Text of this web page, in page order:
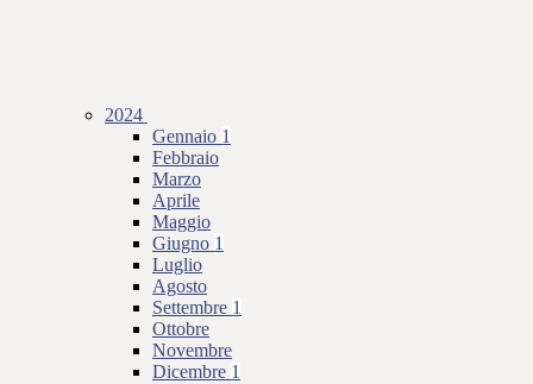
2024
Gennaio 1
Febbraio
Marzo
Aprile
Maggio
Giugno 1
Luglio
Agosto
Settembre 1
Ottobre
Novembre
Dicembre 1